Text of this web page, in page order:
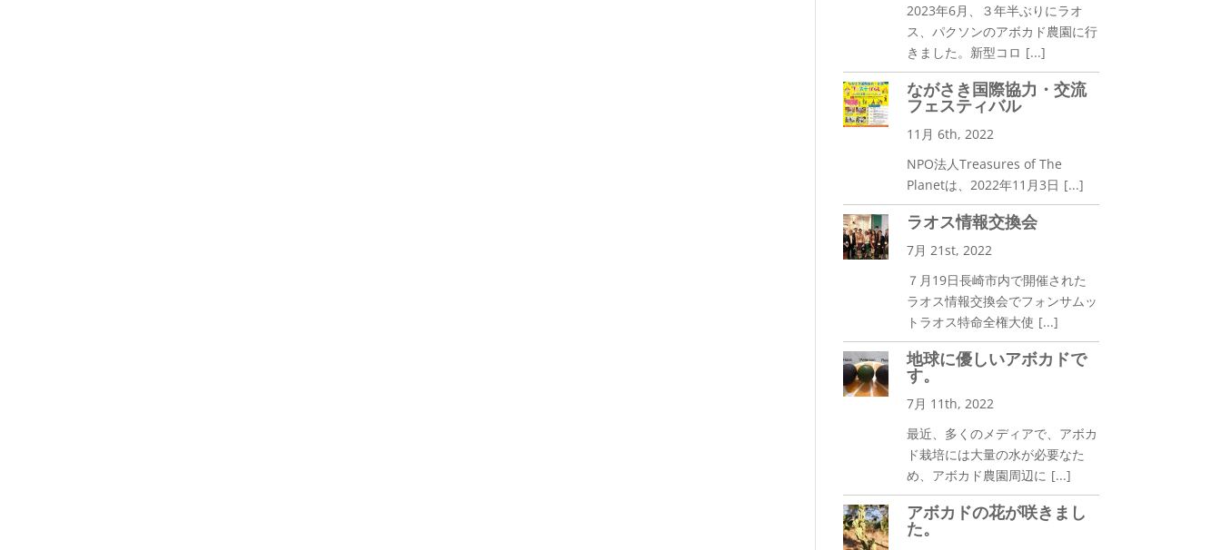
2023年6月、３年半ぶりにラオ
ス、パクソンのアボカド農園に行
きました。新型コロ [...]
ながさき国際協力・交流
フェスティバル
11月 6th, 2022
NPO法人Treasures of The
Planetは、2022年11月3日 [...]
ラオス情報交換会
7月 21st, 2022
７月19日長崎市内で開催された
ラオス情報交換会でフォンサムッ
トラオス特命全権大使 [...]
地球に優しいアボカドで
す。
7月 11th, 2022
最近、多くのメディアで、アボカ
ド栽培には大量の水が必要なた
め、アボカド農園周辺に [...]
アボカドの花が咲きまし
た。